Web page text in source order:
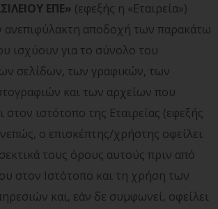
ΕΠΕ» (εφεξής η «Εταιρεία»)
ανεπιφύλακτη αποδοχή των παρακάτω
ισχύουν για το σύνολο του
σελίδων, των γραφικών, των
και των αρχείων που
στον ιστότοπο της Εταιρείας (εφεξής
ο επισκέπτης/χρήστης οφείλει
τους όρους αυτούς πριν από
στον Ιστότοπο και τη χρήση των
και, εάν δε συμφωνεί, οφείλει